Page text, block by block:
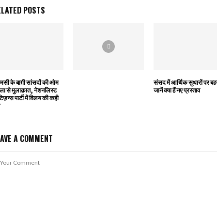
POSTS
के बाग़ी सांसदों की ओम
से मुलाक़ात, नेशनलिस्ट
पार्टी में विलय की कही
संसद में आर्थिक सुधारों पर
जानें क्या हैं नए प्रस्ताव
A COMMENT